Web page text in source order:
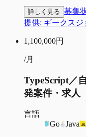
詳しく見る 募集
提供: ギークスジ
1,100,000円
/月
TypeScript／
発案件・求人
言語
Go
Java